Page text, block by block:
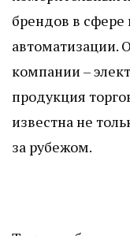
брендов в
автоматизации.
компании –
продукция
известна не
за рубежом.